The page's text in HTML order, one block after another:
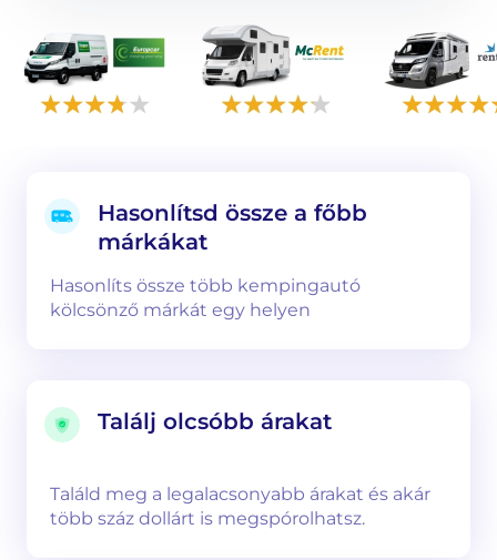
Hasonlítsd össze a főbb
márkákat
Hasonlíts össze több kempingautó
kölcsönző márkát egy helyen
Találj olcsóbb árakat
Találd meg a legalacsonyabb árakat és akár
több száz dollárt is megspórolhatsz.